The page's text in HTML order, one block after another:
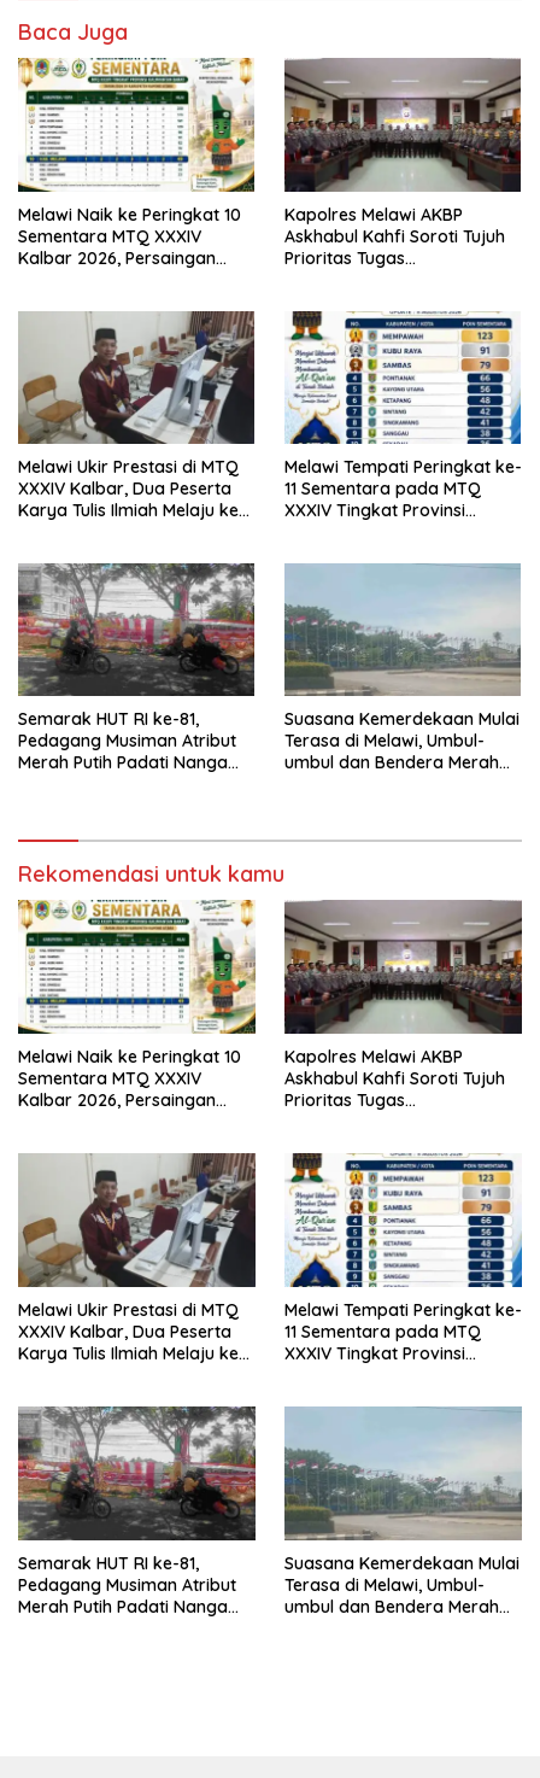
Baca Juga
Melawi Naik ke Peringkat 10
Sementara MTQ XXXIV
Kalbar 2026, Persaingan
Kapolres Melawi AKBP
Askhabul Kahfi Soroti Tujuh
Prioritas Tugas
Melawi Ukir Prestasi di MTQ
XXXIV Kalbar, Dua Peserta
Karya Tulis Ilmiah Melaju ke
Melawi Tempati Peringkat ke-
11 Sementara pada MTQ
XXXIV Tingkat Provinsi
Semarak HUT RI ke-81,
Pedagang Musiman Atribut
Merah Putih Padati Nanga
Suasana Kemerdekaan Mulai
Terasa di Melawi, Umbul-
umbul dan Bendera Merah
Rekomendasi untuk kamu
Melawi Naik ke Peringkat 10
Sementara MTQ XXXIV
Kalbar 2026, Persaingan
Kapolres Melawi AKBP
Askhabul Kahfi Soroti Tujuh
Prioritas Tugas
Melawi Ukir Prestasi di MTQ
XXXIV Kalbar, Dua Peserta
Karya Tulis Ilmiah Melaju ke
Melawi Tempati Peringkat ke-
11 Sementara pada MTQ
XXXIV Tingkat Provinsi
Semarak HUT RI ke-81,
Pedagang Musiman Atribut
Merah Putih Padati Nanga
Suasana Kemerdekaan Mulai
Terasa di Melawi, Umbul-
umbul dan Bendera Merah